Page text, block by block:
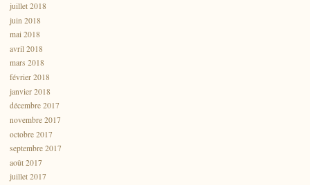
juillet 2018
juin 2018
mai 2018
avril 2018
mars 2018
février 2018
janvier 2018
décembre 2017
novembre 2017
octobre 2017
septembre 2017
août 2017
juillet 2017